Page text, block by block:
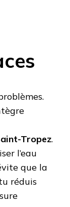
Tropez.
l’eau
que la
réduis